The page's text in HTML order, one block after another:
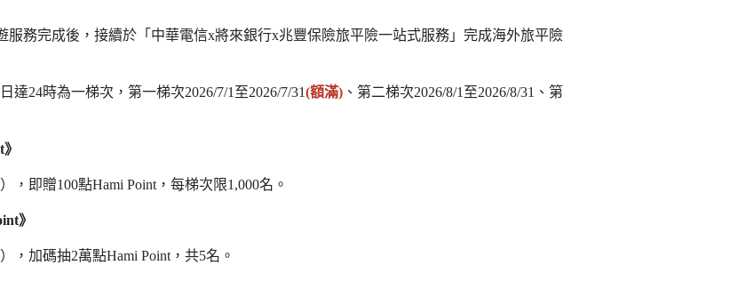
服務完成後，接續於「中華電信x將來銀行x兆豐保險旅平險一站式服務」完成海外旅平險
24時為一梯次，第一梯次2026/7/1至2026/7/31(額滿) 、第二梯次2026/8/1至2026/8/31、第
，即贈100點Hami Point，每梯次限1,000名。
》
，加碼抽2萬點Hami Point，共5名。